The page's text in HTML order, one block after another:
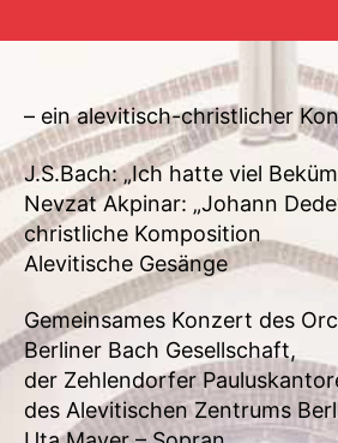
– ein alevitisch-christlicher
J.S.Bach: „Ich hatte viel
Nevzat Akpinar: „Johann
christliche Komposition
Alevitische Gesänge
Gemeinsames Konzert des
Berliner Bach Gesellschaft,
der Zehlendorfer
des Alevitischen Zentrums